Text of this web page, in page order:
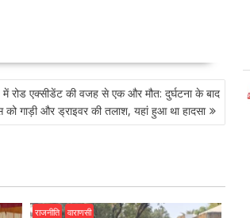
रोड एक्सीडेंट की वजह से एक और मौत: दुर्घटना के बाद
को गाड़ी और ड्राइवर की तलाश, यहां हुआ था हादसा
राजनीति वाराणसी